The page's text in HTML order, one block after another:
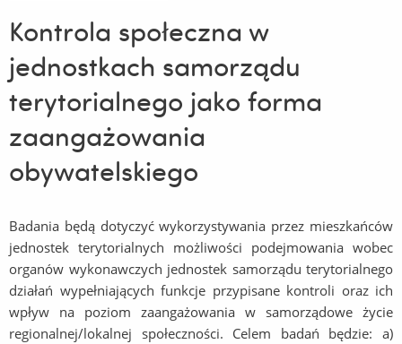
Kontrola społeczna w
jednostkach samorządu
terytorialnego jako forma
zaangażowania
obywatelskiego
Badania będą dotyczyć wykorzystywania przez mieszkańców
jednostek terytorialnych możliwości podejmowania wobec
organów wykonawczych jednostek samorządu terytorialnego
działań wypełniających funkcje przypisane kontroli oraz ich
wpływ na poziom zaangażowania w samorządowe życie
regionalnej/lokalnej społeczności. Celem badań będzie: a)